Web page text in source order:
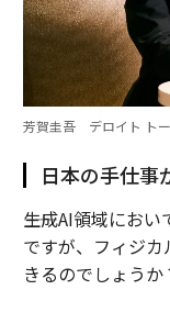
芳賀圭吾 デロイト ト
日本の手仕事
――生成AI領域にお
ですが、フィジ
きるのでしょうか